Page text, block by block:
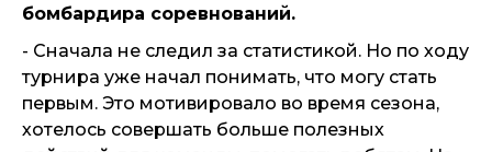
бомбардира соревнований.
- Сначала не следил за статистикой. Но по ходу
турнира уже начал понимать, что могу стать
первым. Это мотивировало во время сезона,
хотелось совершать больше полезных